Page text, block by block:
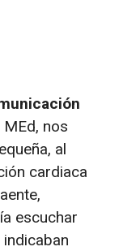
MEd, nos
al
cardiaca
escuchar